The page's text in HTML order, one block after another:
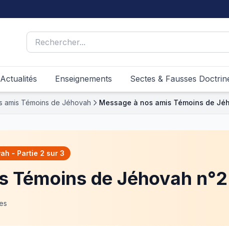
Enseignements Sectes & Fausses
amis Témoins de Jéhovah Message à nos amis Témoins de
- Partie 2 sur 3
Témoins de Jéhovah n°2